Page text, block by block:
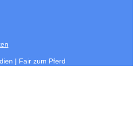
| Fair zum Pferd